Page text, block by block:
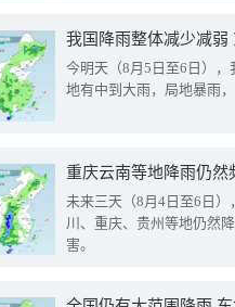
我国降雨整体减少减弱
今明天（8月5日至6日）
地有中到大雨，局地暴雨
重庆云南等地降雨仍然
未来三天（8月4日至6日
川、重庆、贵州等地仍然
害。